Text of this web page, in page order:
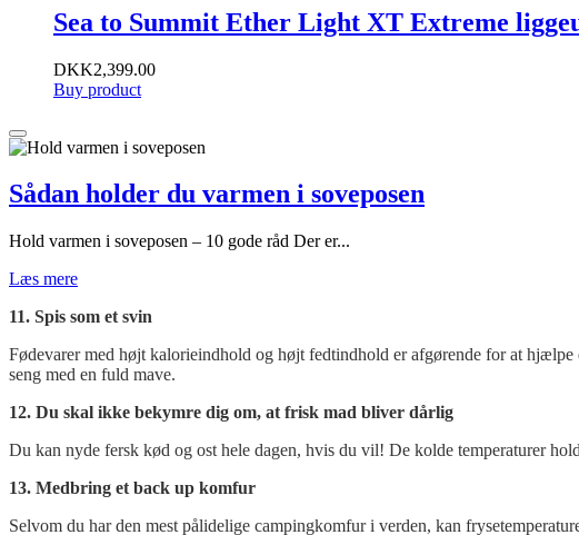
Sea to Summit Ether Light XT Extreme
DKK2,399.00
Buy product
Sådan holder du varmen i soveposen
Hold varmen i soveposen – 10 gode råd Der er...
Læs mere
11. Spis som et svin
Fødevarer med højt kalorieindhold og højt fedtindhold er afgørende for at
seng med en fuld mave.
12. Du skal ikke bekymre dig om, at frisk mad bliver dårlig
Du kan nyde fersk kød og ost hele dagen, hvis du vil! De kolde temperaturer
13. Medbring et back up komfur
Selvom du har den mest pålidelige campingkomfur i verden, kan